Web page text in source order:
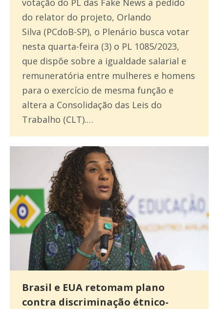
do relator do projeto, Orlando
Silva (PCdoB-SP), o Plenário busca votar
nesta quarta-feira (3) o PL 1085/2023,
que dispõe sobre a igualdade salarial e
remuneratória entre mulheres e homens
para o exercício de mesma função e
altera a Consolidação das Leis do
Trabalho (CLT).…
Brasil e EUA retomam plano
contra discriminação étnico-